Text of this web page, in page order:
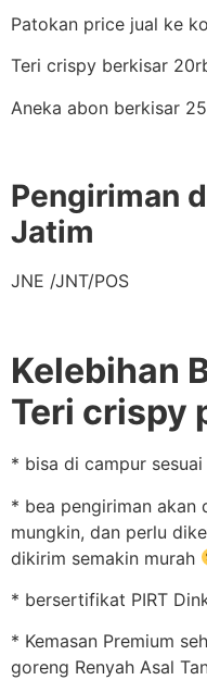
Patokan price jual ke
Teri crispy berkisar
Aneka abon berkisar
Pengiriman
Jatim
JNE /JNT/POS
Kelebihan
Teri crispy
* bisa di campur
* bea pengiriman akan
mungkin, dan perlu
dikirim semakin murah
* bersertifikat PIRT
* Kemasan Premium
goreng Renyah Asal